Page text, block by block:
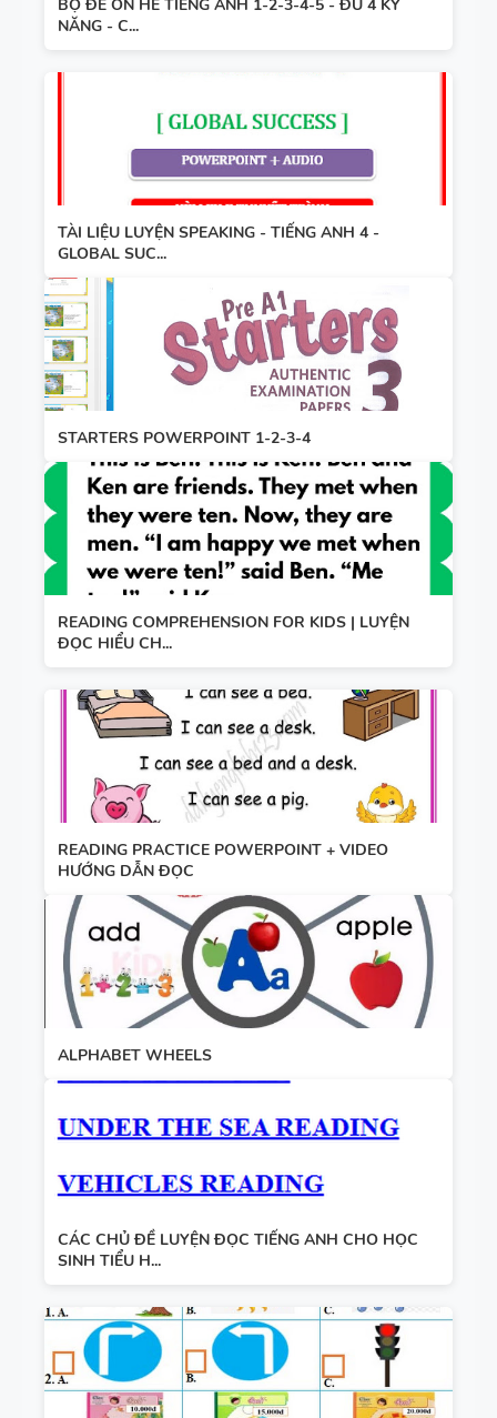
BỘ ĐỀ ÔN HÈ TIẾNG ANH 1-2-3-4-5 - ĐỦ 4 KỸ
NĂNG - C...
TÀI LIỆU LUYỆN SPEAKING - TIẾNG ANH 4 -
GLOBAL SUC...
STARTERS POWERPOINT 1-2-3-4
READING COMPREHENSION FOR KIDS | LUYỆN
ĐỌC HIỂU CH...
READING PRACTICE POWERPOINT + VIDEO
HƯỚNG DẪN ĐỌC
ALPHABET WHEELS
CÁC CHỦ ĐỀ LUYỆN ĐỌC TIẾNG ANH CHO HỌC
SINH TIỂU H...